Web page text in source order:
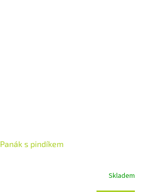
Panák s pindíkem
Skladem